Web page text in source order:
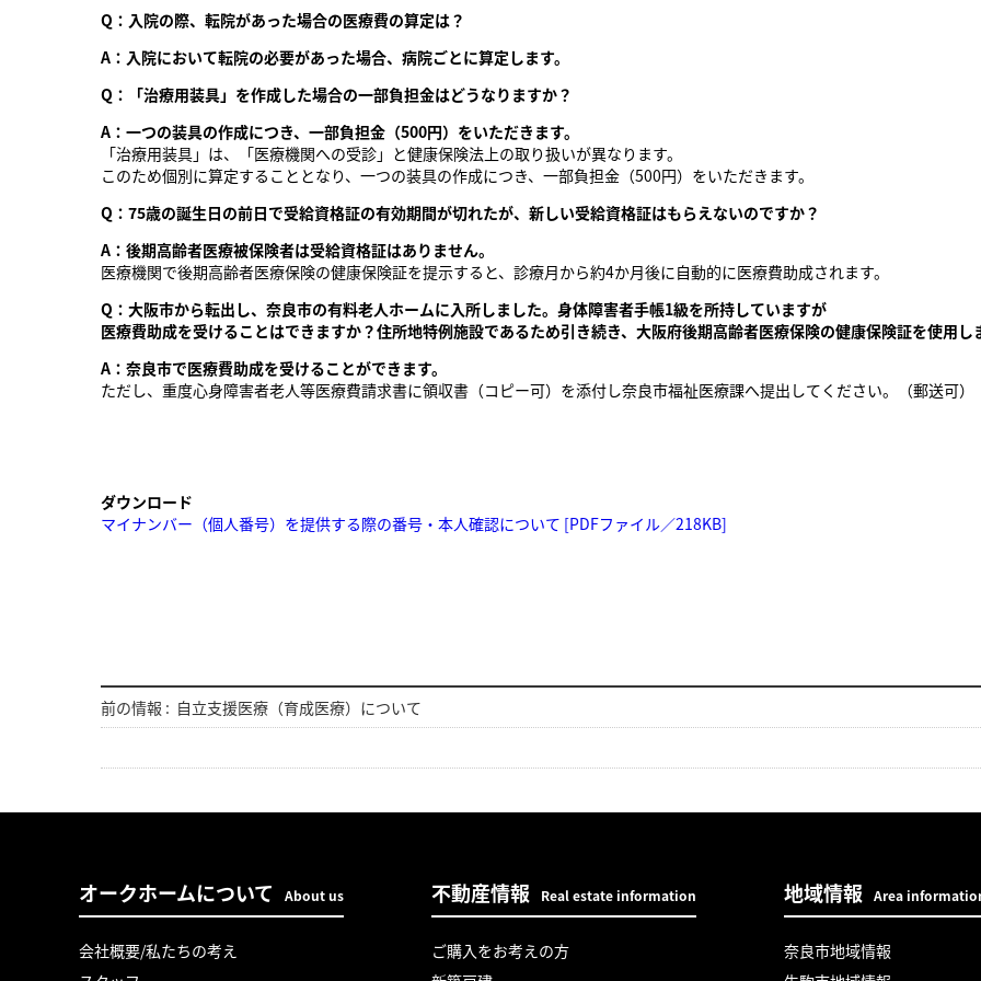
Q：入院の際、転院があった場合の医療費の算定は？
A：入院において転院の必要があった場合、病院ごとに算定します。
Q：「治療用装具」を作成した場合の一部負担金はどうなりますか？
A：一つの装具の作成につき、一部負担金（500円）をいただきます。
「治療用装具」は、「医療機関への受診」と健康保険法上の取り扱いが異なります。
このため個別に算定することとなり、一つの装具の作成につき、一部負担金（500円）をいただきます。
Q：75歳の誕生日の前日で受給資格証の有効期間が切れたが、新しい受給資格証はもらえないのですか？
A：後期高齢者医療被保険者は受給資格証はありません。
医療機関で後期高齢者医療保険の健康保険証を提示すると、診療月から約4か月後に自動的に医療費助成されます。
Q：大阪市から転出し、奈良市の有料老人ホームに入所しました。身体障害者手帳1級を所持していますが
医療費助成を受けることはできますか？住所地特例施設であるため引き続き、大阪府後期高齢者医療保険の健康保険証を使用し
A：奈良市で医療費助成を受けることができます。
ただし、重度心身障害者老人等医療費請求書に領収書（コピー可）を添付し奈良市福祉医療課へ提出してください。（郵送可）
ダウンロード
マイナンバー（個人番号）を提供する際の番号・本人確認について [PDFファイル／218KB]
前の情報 : 自立支援医療（育成医療）について
オークホームについて About us
会社概要/私たちの考え
不動産情報 Real estate information
ご購入をお考えの方
地域情報 Area
奈良市地域情報